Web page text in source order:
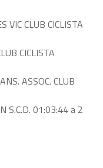
VIC CLUB CICLISTA
CICLISTA
ASSOC. CLUB
S.C.D. 01:03:44 a 2